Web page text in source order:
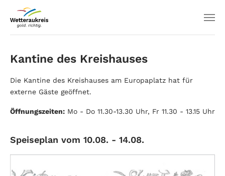
Kantine des Kreishauses
Die Kantine des Kreishauses am Europaplatz hat für
externe Gäste geöffnet.
Öffnungszeiten: Mo - Do 11.30-13.30 Uhr, Fr 11.30 - 13.15 Uhr
Speiseplan vom 10.08. - 14.08.